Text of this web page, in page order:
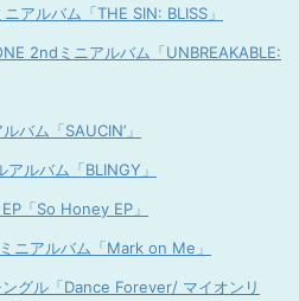
アルバム「THE SIN: BLISS」
2ndミニアルバム「UNBREAKABLE:
バム「SAUCIN’」
ルバム「BLINGY」
「So Honey EP」
ニアルバム「Mark on Me」
グル「Dance Forever/ マイオンリ